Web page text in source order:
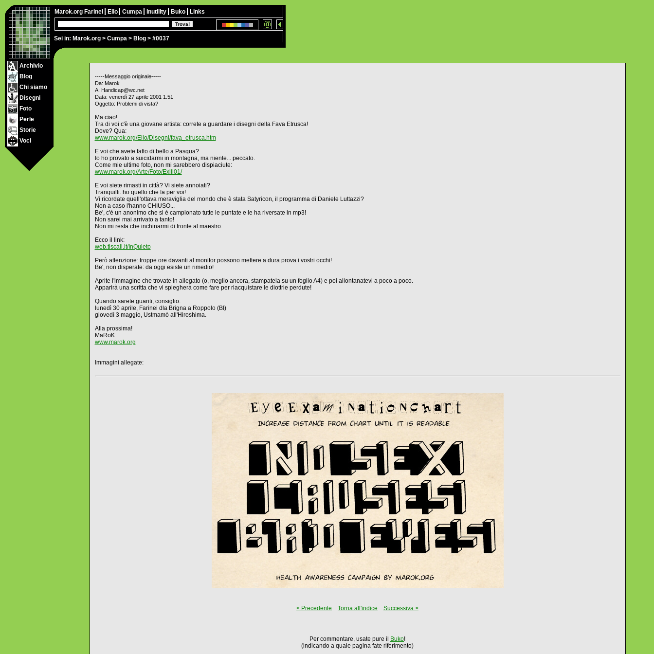
Sei in: Marok.org > Cumpa > Blog > #0037
Marok.org Farinei Elio Cumpa Inutility Buko Links
Archivio
Blog
Chi siamo
Disegni
Foto
Perle
Storie
Voci
-----Messaggio originale-----
Da: Marok
A: Handicap@wc.net
Data: venerdì 27 aprile 2001 1.51
Oggetto: Problemi di vista?
Ma ciao!
Tra di voi c'è una giovane artista: correte a guardare i disegni della Fava Etrusca!
Dove? Qua:
www.marok.org/Elio/Disegni/fava_etrusca.htm
E voi che avete fatto di bello a Pasqua?
Io ho provato a suicidarmi in montagna, ma niente... peccato.
Come mie ultime foto, non mi sarebbero dispiaciute:
www.marok.org/Arte/Foto/Exill01/
E voi siete rimasti in città? Vi siete annoiati?
Tranquilli: ho quello che fa per voi!
Vi ricordate quell'ottava meraviglia del mondo che è stata Satyricon, il programma di Daniele Luttazzi?
Non a caso l'hanno CHIUSO...
Be', c'è un anonimo che si è campionato tutte le puntate e le ha riversate in mp3!
Non sarei mai arrivato a tanto!
Non mi resta che inchinarmi di fronte al maestro.
Ecco il link:
web.tiscali.it/InQuieto
Però attenzione: troppe ore davanti al monitor possono mettere a dura prova i vostri occhi!
Be', non disperate: da oggi esiste un rimedio!
Aprite l'immagine che trovate in allegato (o, meglio ancora, stampatela su un foglio A4) e poi allontanatevi a poco a poco.
Apparirà una scritta che vi spiegherà come fare per riacquistare le diottrie perdute!
Quando sarete guariti, consiglio:
lunedì 30 aprile, Farinei dla Brigna a Roppolo (BI)
giovedì 3 maggio, Ustmamò all'Hiroshima.
Alla prossima!
MaRoK
www.marok.org
Immagini allegate:
< Precedente Torna all'indice Successiva >
Per commentare, usate pure il Buko!
(indicando a quale pagina fate riferimento)